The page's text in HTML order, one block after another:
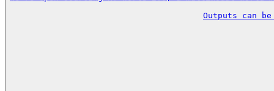
Outputs can